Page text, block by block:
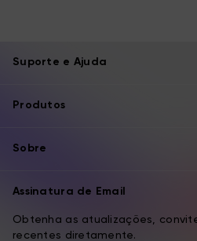
Suporte e Ajuda
Produtos
Sobre
Assinatura de Email
Obtenha as atualizações,
recentes diretamente.